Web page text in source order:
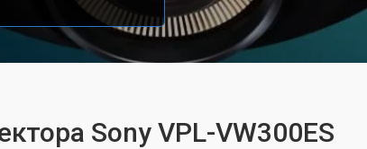
Sony VPL-VW300ES